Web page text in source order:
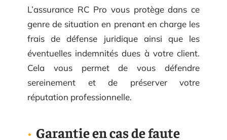
L’assurance RC Pro vous protège dans ce
genre de situation en prenant en charge les
frais de défense juridique ainsi que les
éventuelles indemnités dues à votre client.
Cela vous permet de vous défendre
sereinement et de préserver votre
réputation professionnelle.
Garantie en cas de faute